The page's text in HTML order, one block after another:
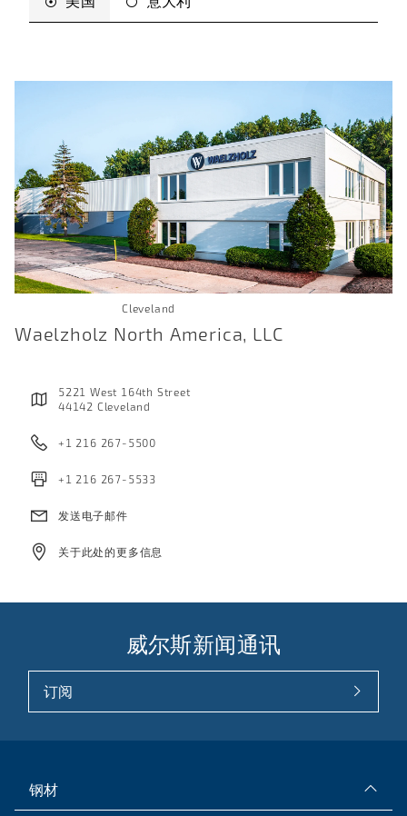
Cleveland
Waelzholz North America, LLC
5221 West 164th Street
44142 Cleveland
+1 216 267-5500
+1 216 267-5533
发送电子邮件
关于此处的更多信息
威尔斯新闻通讯
订阅
钢材